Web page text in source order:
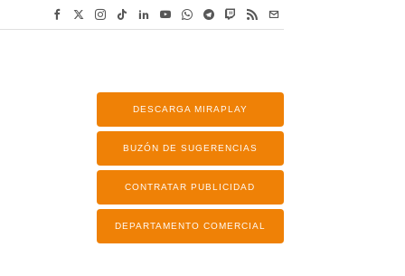
DESCARGA MIRAPLAY
BUZÓN DE SUGERENCIAS
CONTRATAR PUBLICIDAD
DEPARTAMENTO COMERCIAL